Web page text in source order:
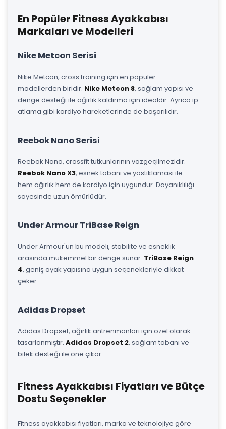
En Popüler Fitness Ayakkabısı
Markaları ve Modelleri
Nike Metcon Serisi
Nike Metcon, cross training için en popüler
modellerden biridir. Nike Metcon 8, sağlam yapısı ve
denge desteği ile ağırlık kaldırma için idealdir. Ayrıca ip
atlama gibi kardiyo hareketlerinde de başarılıdır.
Reebok Nano Serisi
Reebok Nano, crossfit tutkunlarının vazgeçilmezidir.
Reebok Nano X3, esnek tabanı ve yastıklaması ile
hem ağırlık hem de kardiyo için uygundur. Dayanıklılığı
sayesinde uzun ömürlüdür.
Under Armour TriBase Reign
Under Armour'un bu modeli, stabilite ve esneklik
arasında mükemmel bir denge sunar. TriBase Reign
4, geniş ayak yapısına uygun seçenekleriyle dikkat
çeker.
Adidas Dropset
Adidas Dropset, ağırlık antrenmanları için özel olarak
tasarlanmıştır. Adidas Dropset 2, sağlam tabanı ve
bilek desteği ile öne çıkar.
Fitness Ayakkabısı Fiyatları ve Bütçe
Dostu Seçenekler
Fitness ayakkabısı fiyatları, marka ve teknolojiye göre